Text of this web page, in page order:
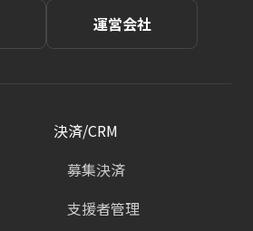
運営会社
決済/CRM
募集決済
支援者管理